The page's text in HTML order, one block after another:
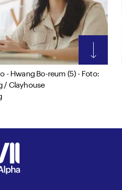
- Hwang Bo-reum (5) - Foto:
/ Clayhouse